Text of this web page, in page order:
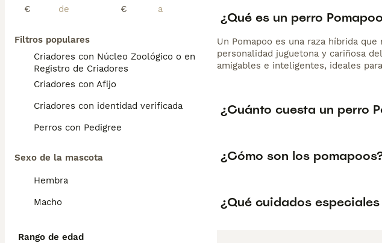
€
€
Filtros populares
Criadores con Núcleo Zoológico o en el
Registro de Criadores
Criadores con Afijo
Criadores con identidad verificada
Perros con Pedigree
Sexo de la mascota
Hembra
Macho
Rango de edad
¿Qué es un perro
Un Pomapoo es una raza híbrida
personalidad juguetona y cariñosa
amigables e inteligentes, ideales
¿Cuánto cuesta un perro
¿Cómo son los
¿Qué cuidados